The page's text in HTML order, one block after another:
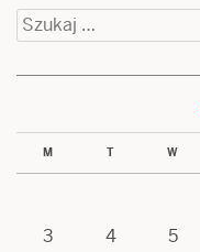
Szukaj:
M T W
3
4 5